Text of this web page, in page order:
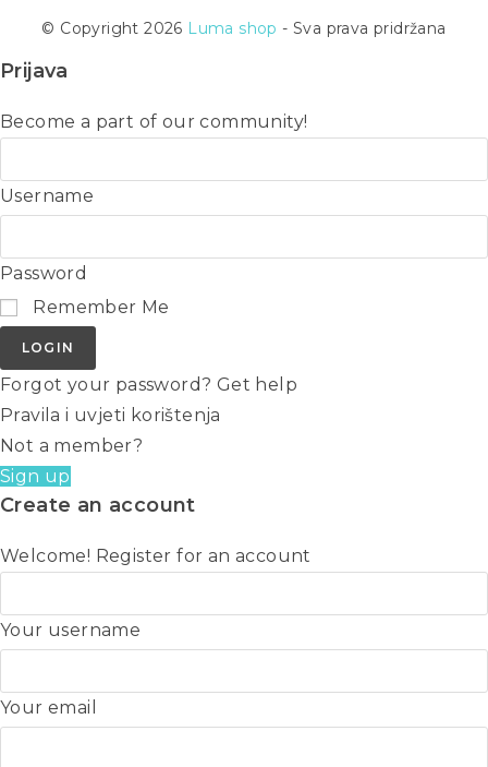
© Copyright 2026 Luma shop - Sva prava pridržana
Prijava
Become a part of our community!
Username
Password
Remember Me
LOGIN
Forgot your password? Get help
Pravila i uvjeti korištenja
Not a member?
Sign up
Create an account
Welcome! Register for an account
Your username
Your email